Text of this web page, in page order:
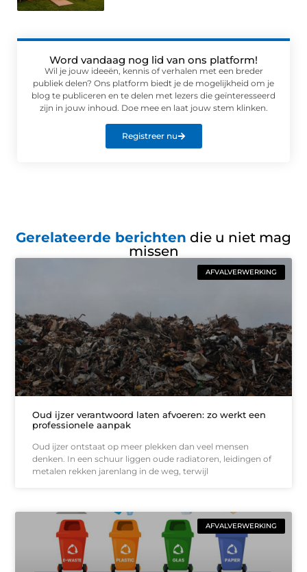
Word vandaag nog lid van ons platform!
Wil je jouw ideeën, kennis of verhalen met een breder
publiek delen? Ons platform biedt je de mogelijkheid om je
blog te publiceren en te delen met lezers die geïnteresseerd
zijn in jouw inhoud. Doe mee en laat jouw stem klinken.
Registreer nu
Gerelateerde berichten die u niet mag
missen
AFVALVERWERKING
Oud ijzer verantwoord laten afvoeren: zo werkt een
professionele aanpak
Oud ijzer ontstaat op meer plekken dan veel mensen
denken. In een schuur liggen oude radiatoren, leidingen of
metalen rekken jarenlang in de weg, terwijl
AFVALVERWERKING